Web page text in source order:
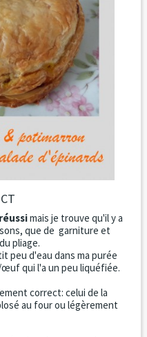
mais je trouve qu'il y a
que de garniture et
pliage.
peu d'eau dans ma purée
qui l'a un peu liquéfiée.
correct: celui de la
au four ou légèrement